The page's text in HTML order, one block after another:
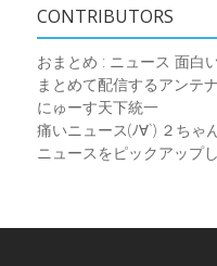
CONTRIBUTORS
おまとめ : ニュース 面白
まとめて配信するアンテ
にゅーす天下統一
痛いニュース(ﾉ∀`) ２ちゃ
ニュースをピックアップ